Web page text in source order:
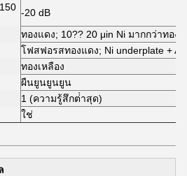
-20 dB
ทองแดง; 10?? 20 μin Ni มากกว่าทอง
โฟสฟอรสทองแดง; Ni underplate +
ทองเหลือง
ผืนยูนยูนยูน
1 (ความรู้สึกต่ําสุด)
ใช่